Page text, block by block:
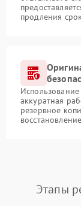
продления
аккуратная
резервное
Этапы